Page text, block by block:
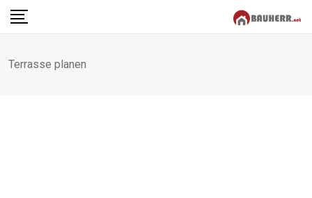
Skip
Terrasse planen